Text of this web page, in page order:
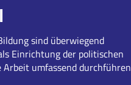
sind überwiegend
Einrichtung der politischen
Arbeit umfassend durchführen